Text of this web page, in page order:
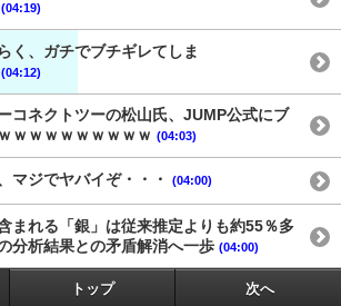
(04:19)
く、ガチでブチギレてしま
(04:12)
コネクトツーの松山氏、JUMP公式にブ
ｗｗｗｗｗｗｗｗｗ (04:03)
マジでヤバイぞ・・・ (04:00)
まれる「銀」は従来推定よりも約55％多
析結果との矛盾解消へ一歩 (04:00)
トップ 次へ